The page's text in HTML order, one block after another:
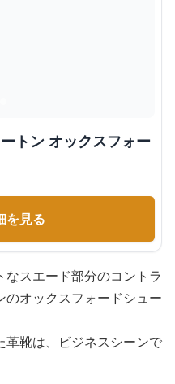
トン オックスフォー
を見る
スエード部分のコントラ
オックスフォードシュー
靴は、ビジネスシーンで